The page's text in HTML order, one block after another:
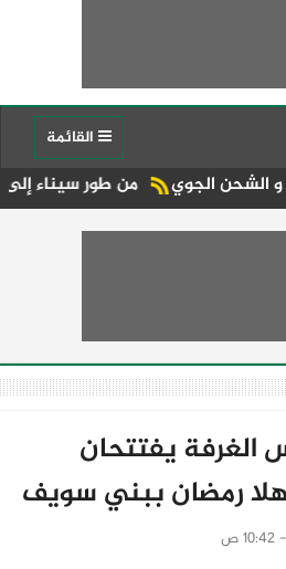
من طور سيناء إلى منصة الجمهورية المركز الـ11 في
الغرفة يفتتحان
رمضان ببني سويف